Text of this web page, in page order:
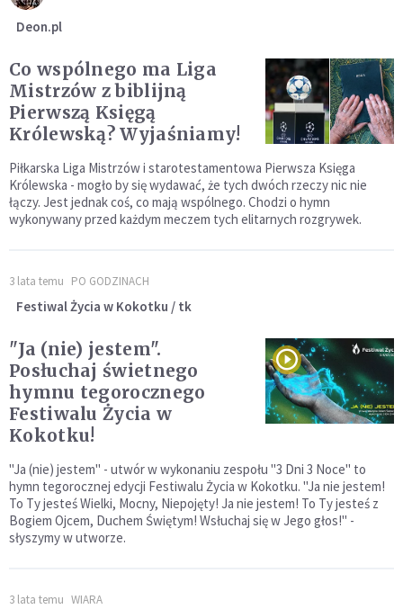
Deon.pl
Co wspólnego ma Liga
Mistrzów z biblijną
Pierwszą Księgą
Królewską? Wyjaśniamy!
Piłkarska Liga Mistrzów i starotestamentowa Pierwsza Księga
Królewska - mogło by się wydawać, że tych dwóch rzeczy nic nie
łączy. Jest jednak coś, co mają wspólnego. Chodzi o hymn
wykonywany przed każdym meczem tych elitarnych rozgrywek.
3 lata temu PO GODZINACH
Festiwal Życia w Kokotku / tk
"Ja (nie) jestem".
Posłuchaj świetnego
hymnu tegorocznego
Festiwalu Życia w
Kokotku!
"Ja (nie) jestem" - utwór w wykonaniu zespołu "3 Dni 3 Noce" to
hymn tegorocznej edycji Festiwalu Życia w Kokotku. "Ja nie jestem!
To Ty jesteś Wielki, Mocny, Niepojęty! Ja nie jestem! To Ty jesteś z
Bogiem Ojcem, Duchem Świętym! Wsłuchaj się w Jego głos!" -
słyszymy w utworze.
3 lata temu WIARA